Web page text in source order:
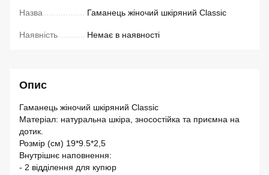
Назва Гаманець жіночий шкіряний Classic
Наявність Немає в наявності
Опис
Гаманець жіночий шкіряний Classic
Матеріал: натуральна шкіра, зносостійка та приємна на
дотик.
Розмір (см) 19*9.5*2,5
Внутрішнє наповнення:
- 2 відділення для купюр